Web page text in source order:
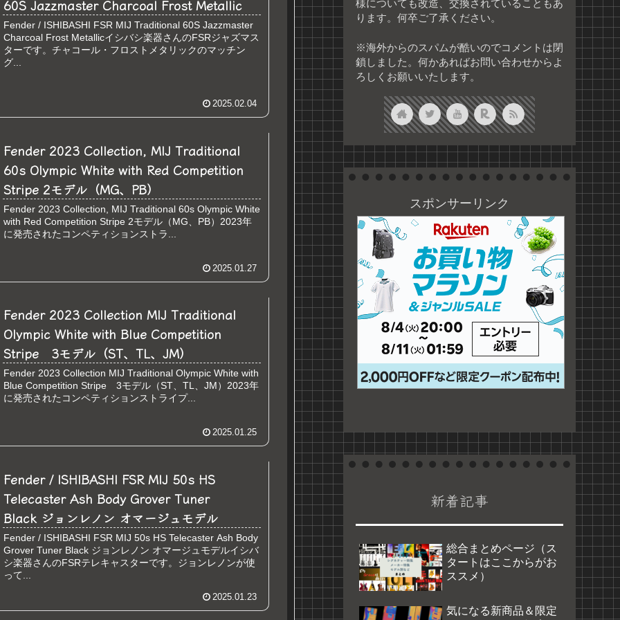
60S Jazzmaster Charcoal Frost Metallic
Fender / ISHIBASHI FSR MIJ Traditional 60S Jazzmaster
Charcoal Frost Metallicイシバシ楽器さんのFSRジャズマス
ターです。チャコール・フロストメタリックのマッチン
グ...
2025.02.04
Fender 2023 Collection, MIJ Traditional
60s Olympic White with Red Competition
Stripe 2モデル（MG、PB）
Fender 2023 Collection, MIJ Traditional 60s Olympic White
with Red Competition Stripe 2モデル（MG、PB）2023年
に発売されたコンペティションストラ...
2025.01.27
Fender 2023 Collection MIJ Traditional
Olympic White with Blue Competition
Stripe 3モデル（ST、TL、JM）
Fender 2023 Collection MIJ Traditional Olympic White with
Blue Competition Stripe 3モデル（ST、TL、JM）2023年
に発売されたコンペティションストライプ...
2025.01.25
Fender / ISHIBASHI FSR MIJ 50s HS
Telecaster Ash Body Grover Tuner
Black ジョンレノン オマージュモデル
Fender / ISHIBASHI FSR MIJ 50s HS Telecaster Ash Body
Grover Tuner Black ジョンレノン オマージュモデルイシバ
シ楽器さんのFSRテレキャスターです。ジョンレノンが使
って...
2025.01.23
様についても改造、交換されていることもあ
ります。何卒ご了承ください。
※海外からのスパムが酷いのでコメントは閉
鎖しました。何かあればお問い合わせからよ
ろしくお願いいたします。
スポンサーリンク
新着記事
総合まとめページ（ス
タートはここからがお
ススメ）
気になる新商品＆限定